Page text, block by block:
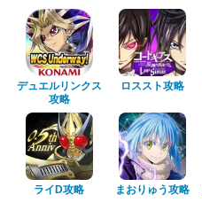
デュエルリンクス
攻略
ロススト攻略
ライD攻略 まおりゅう攻略